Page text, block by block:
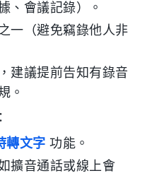
、會議記錄）。
一（避免竊錄他人非
建議提前告知有錄音
。
：
轉文字 功能。
擴音通話或線上會